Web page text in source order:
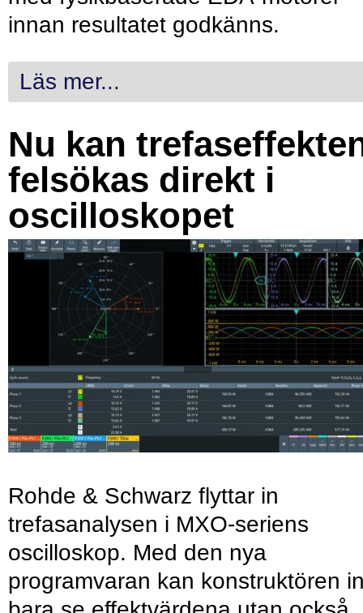
innan resultatet godkänns.
Läs mer...
Nu kan
felsökas direkt i
oscilloskopet
Rohde & Schwarz flyttar in
trefasanalysen i MXO-seriens
oscilloskop. Med den nya
programvaran kan konstruktören